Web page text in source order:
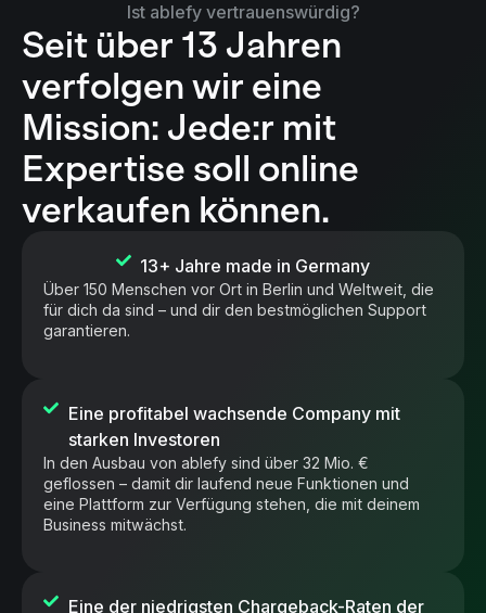
Ist ablefy vertrauenswürdig?
Seit über 13 Jahren
verfolgen wir eine
Mission: Jede:r mit
Expertise soll online
verkaufen können.
13+ Jahre made in Germany
Über 150 Menschen vor Ort in Berlin und Weltweit, die
für dich da sind – und dir den bestmöglichen Support
garantieren.
Eine profitabel wachsende Company mit
starken Investoren
In den Ausbau von ablefy sind über 32 Mio. €
geflossen – damit dir laufend neue Funktionen und
eine Plattform zur Verfügung stehen, die mit deinem
Business mitwächst.
Eine der niedrigsten Chargeback-Raten der